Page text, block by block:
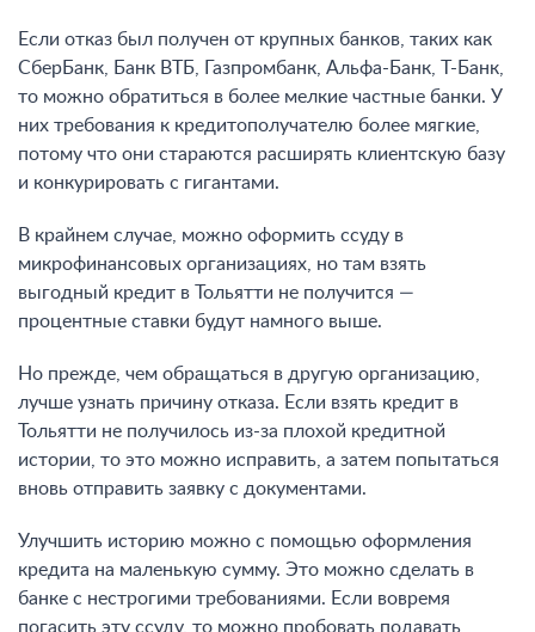
Если отказ был получен от крупных банков, таких как
СберБанк, Банк ВТБ, Газпромбанк, Альфа-Банк, Т-Банк,
то можно обратиться в более мелкие частные банки. У
них требования к кредитополучателю более мягкие,
потому что они стараются расширять клиентскую базу
и конкурировать с гигантами.
В крайнем случае, можно оформить ссуду в
микрофинансовых организациях, но там взять
выгодный кредит в Тольятти не получится —
процентные ставки будут намного выше.
Но прежде, чем обращаться в другую организацию,
лучше узнать причину отказа. Если взять кредит в
Тольятти не получилось из-за плохой кредитной
истории, то это можно исправить, а затем попытаться
вновь отправить заявку с документами.
Улучшить историю можно с помощью оформления
кредита на маленькую сумму. Это можно сделать в
банке с нестрогими требованиями. Если вовремя
погасить эту ссуду, то можно пробовать подавать